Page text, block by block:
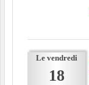
Le vendredi
18